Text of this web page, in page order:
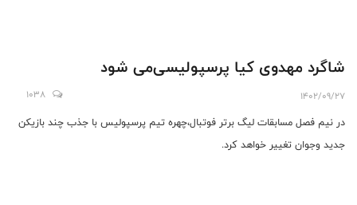
شاگرد مهدوی کیا پرسپولیسی‌می شود
1402/09/27
1038
در نیم فصل مسابقات لیگ برتر فوتبال،چهره تیم پرسپولیس با جذب چند بازیکن
جدید وجوان تغییر خواهد کرد.